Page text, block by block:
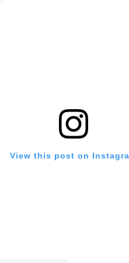
View this post on